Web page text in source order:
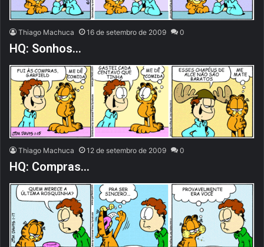
Thiago Machuca 16 de setembro de 2009 0
HQ: Sonhos…
Thiago Machuca 12 de setembro de 2009 0
HQ: Compras…